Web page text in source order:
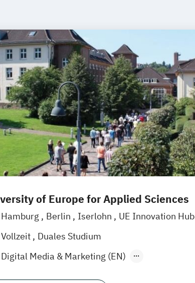
of Europe for Applied Sciences
Hamburg Berlin Iserlohn
UE Innovation Hub
Vollzeit
Duales Studium
Digital Media & Marketing (EN)